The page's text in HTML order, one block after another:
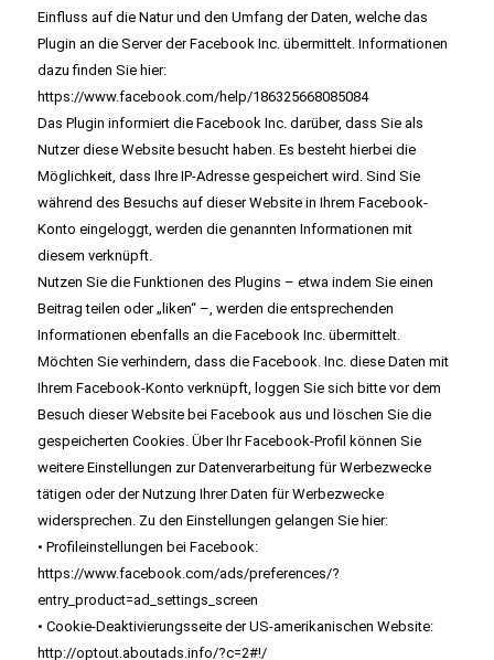
Einfluss auf die Natur und den Umfang der Daten, welche das
Plugin an die Server der Facebook Inc. übermittelt. Informationen
dazu finden Sie hier:
https://www.facebook.com/help/186325668085084
Das Plugin informiert die Facebook Inc. darüber, dass Sie als
Nutzer diese Website besucht haben. Es besteht hierbei die
Möglichkeit, dass Ihre IP-Adresse gespeichert wird. Sind Sie
während des Besuchs auf dieser Website in Ihrem Facebook-
Konto eingeloggt, werden die genannten Informationen mit
diesem verknüpft.
Nutzen Sie die Funktionen des Plugins – etwa indem Sie einen
Beitrag teilen oder „liken“ –, werden die entsprechenden
Informationen ebenfalls an die Facebook Inc. übermittelt.
Möchten Sie verhindern, dass die Facebook. Inc. diese Daten mit
Ihrem Facebook-Konto verknüpft, loggen Sie sich bitte vor dem
Besuch dieser Website bei Facebook aus und löschen Sie die
gespeicherten Cookies. Über Ihr Facebook-Profil können Sie
weitere Einstellungen zur Datenverarbeitung für Werbezwecke
tätigen oder der Nutzung Ihrer Daten für Werbezwecke
widersprechen. Zu den Einstellungen gelangen Sie hier:
• Profileinstellungen bei Facebook:
https://www.facebook.com/ads/preferences/?
entry_product=ad_settings_screen
• Cookie-Deaktivierungsseite der US-amerikanischen Website:
http://optout.aboutads.info/?c=2#!/